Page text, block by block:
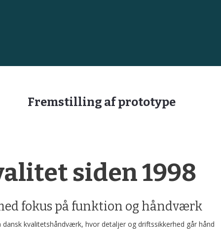
Fremstilling af prototype
siden 1998
fokus på funktion og håndværk
kvalitetshåndværk, hvor detaljer og driftssikkerhed går hånd